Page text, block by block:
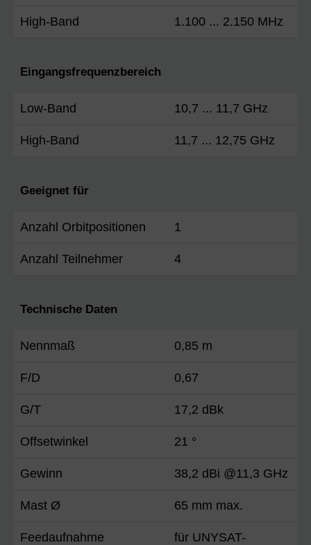
High-Band 1.100 ... 2.150 MHz
Eingangsfrequenzbereich
Low-Band 10,7 ... 11,7 GHz
High-Band 11,7 ... 12,75 GHz
Geeignet für
Anzahl Orbitpositionen 1
Anzahl Teilnehmer 4
Technische Daten
Nennmaß 0,85 m
F/D 0,67
G/T 17,2 dBk
Offsetwinkel 21 °
Gewinn 38,2 dBi @11,3 GHz
Mast Ø 65 mm max.
Feedaufnahme
für UNYSAT-